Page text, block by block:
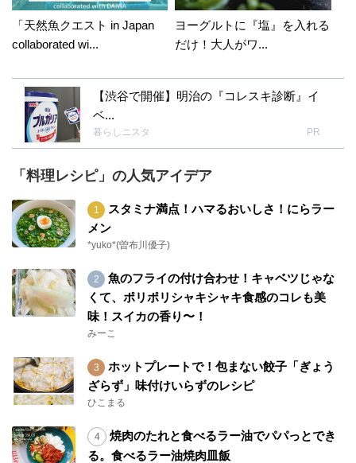
「天然魚クエスト in Japan
collaborated wi...
ヨーグルトに『塩』を入れる
だけ！大人がワ...
【渋谷で開催】明治の『コレスキ診断』イ
ベ...
暮らしニスタ PR
「料理レシピ」の人気アイデア
スタミナ満点！ハマるおいしさ！にらラー
メン
*yuko*(曽布川優子)
魚のフライの付け合わせ！キャベツじゃな
くて、ポリポリシャキシャキ食感のコレも美
味！スイカの香り〜！
みーこ
ホットプレートで！包まない餃子「ぎょう
ざらず」味付けいらずのレシピ
ひこまる
焼肉のたれと食べるラー油でパパっとでき
る。食べるラー油焼肉皿飯